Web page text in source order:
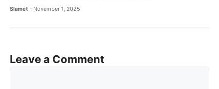
Slamet November 1, 2025
Leave a Comment